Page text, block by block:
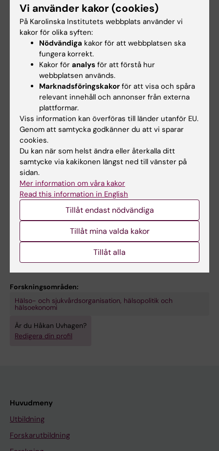
* Första studien utforskar vilka faktorer som
påverkar införandet av AVC
i ett tidigt skede i en kontext där konceptet är
rimligt oprövat
* Andra studien är en case studie som
beskriver och förklarar processen,
resan, från initiering till utveckling och tidiga
framsteg av AVC, där
fokus primärt är på Utbildning framför
Forskning.
* Tredje studien utforskar hur första linjens
chefer hanterar mötet mellan
praktik och akademi vid införandet av AVC.
* I fjärde studien ställs frågan, vad blir det av
detta, hur följer vi
upp en komplex intervention i en komplex
hälso- och sjukvård?
Läs mer om LEAD här [1].
http://ki.se/lime/ledarskap-utvardering-
och-organisationsutveckling-lead
Forskningsområden:
Hälso- och sjukvårdsorganisation, hälsopolitik och
hälsoekonomi
Är du Håkan Uvhagen?
Redigera din profil
Huvudmeny
Utbildning
Forskarutbildning
Vi använder kakor (cookies)
På Karolinska Institutets webbplats använder vi
kakor för olika syften:
Nödvändiga kakor för att webbplatsen ska
fungera korrekt.
Kakor för analys för att förstå hur
webbplatsen används.
Marknadsföringskakor för att visa och spåra
relevant innehåll och annonser från externa
plattformar.
Viss information kan överföras till länder utanför EU.
Genom att samtycka godkänner du att vi sparar
cookies.
Du kan när som helst ändra eller återkalla ditt
samtycke via kakikonen längst ned till vänster på
sidan.
Mer information om våra kakor
Read this information in English
Tillåt endast nödvändiga
Tillåt mina valda kakor
Tillåt alla